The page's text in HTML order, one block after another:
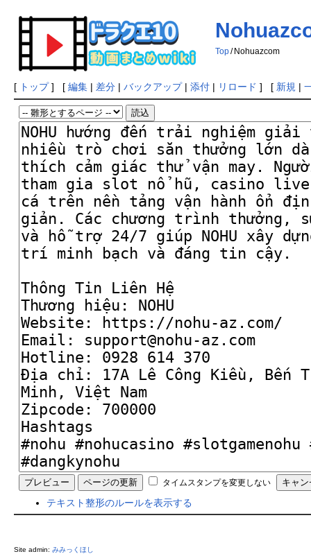
Top / Nohuazcom
[ トップ] [ 編集| 差分| バックアップ| 添付| リロード ] [ 新規 |
タイムスタンプを変更しない
テキスト整形のルールを表示する
Site admin: みみっくほし